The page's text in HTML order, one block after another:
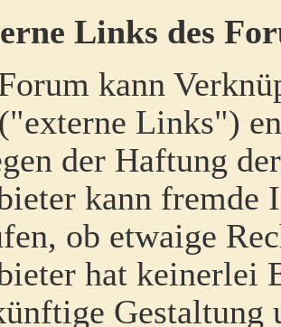
Links des
kann
Links")
der Haftung
kann fremde
ob etwaige
hat keinerlei
Gestaltung